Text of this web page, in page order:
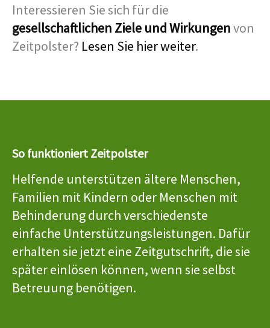
Interessieren Sie sich für die
gesellschaftlichen Ziele und Wirkungenvon
Zeitpolster? Lesen Sie hier weiter.
So funktioniert Zeitpolster
Helfende unterstützen ältere Menschen,
Familien mit Kindern oder Menschen mit
Behinderung durch verschiedenste
einfache Unterstützungsleistungen. Dafür
erhalten sie jetzt eine Zeitgutschrift, die sie
später einlösen können, wenn sie selbst
Betreuung benötigen.